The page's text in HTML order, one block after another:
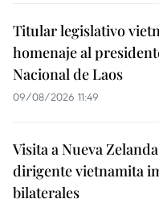
Titular legislativo
homenaje al
Nacional de Laos
09/08/2026 11:49
Visita a Nueva
dirigente vietnamita
bilaterales